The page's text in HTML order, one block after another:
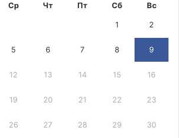
Ср Чт Пт Сб Вс
1 2
5 6 7 8 9
12 13 14 15 16
19 20 21 22 23
26 27 28 29 30